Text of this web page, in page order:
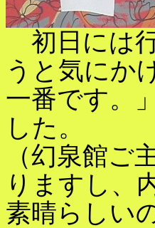
初日には
うと気にか
一番です。
した。
（幻泉館
りますし、
素晴らしい